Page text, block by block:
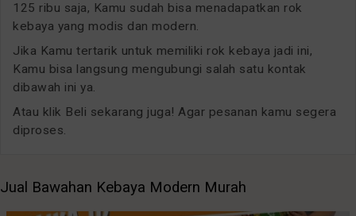
125 ribu saja, Kamu sudah bisa menadapatkan rok
kebaya yang modis dan modern.
Jika Kamu tertarik untuk memiliki rok kebaya jadi ini,
Kamu bisa langsung mengubungi salah satu kontak
dibawah ini ya.
Atau klik Beli sekarang juga! Agar pesanan kamu segera
diproses.
Jual Bawahan Kebaya Modern Murah